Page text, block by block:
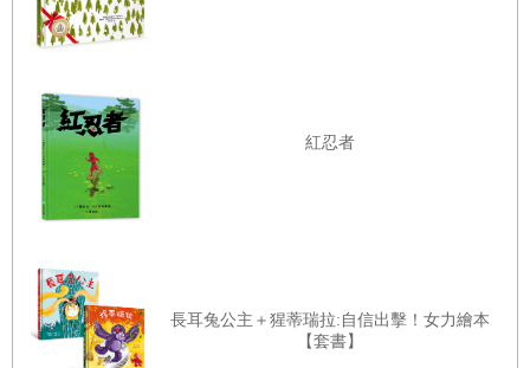
紅忍者
長耳兔公主＋猩蒂瑞拉:自信出擊！女力繪本
【套書】